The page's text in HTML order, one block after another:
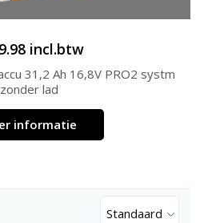
incl.btw
31,2 Ah 16,8V PRO2 systm
zonder lad
informatie
Standaard